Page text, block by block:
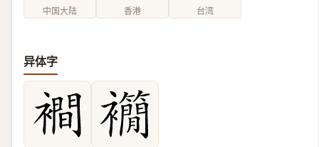
中国大陆 香港 台湾
异体字